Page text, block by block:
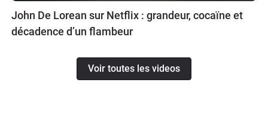
John De Lorean sur Netflix : grandeur, cocaïne et
décadence d’un flambeur
Voir toutes les videos